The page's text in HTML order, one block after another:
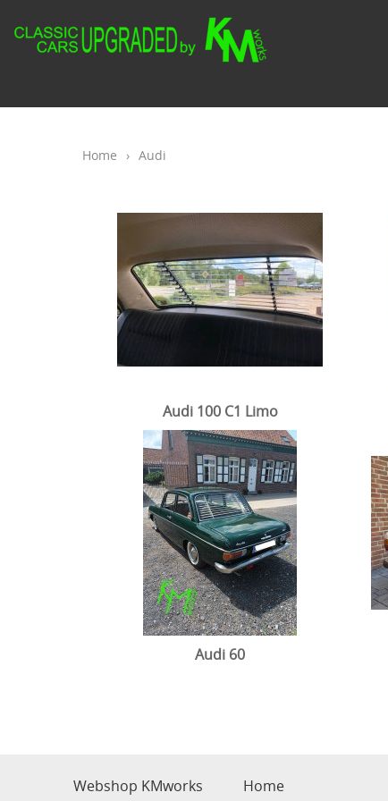
Home › Audi
Audi 100 C1 Limo
Audi 60
Webshop KMworks Home